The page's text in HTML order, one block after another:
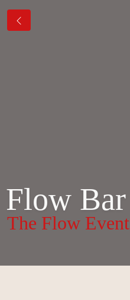
Flow Bar
The Flow Event